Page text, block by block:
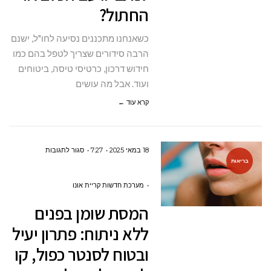
החתול?
החתול?
כשאנחנו מתכננים נסיעה לחו"ל, ישנם
הרבה סידורים שצריך לטפל בהם כמו
חידוש דרכון, כרטיסי טיסה, ביטוחים
ועוד. אבל מה עושים
קרא עוד ←
בריאות
18 במאי 2025 7:27 סגור לתגובותעל
ללא
ניתוח:
פתרון
מערכת חדשות קריית אונו
המסת שומן בפנים
ללא ניתוח: פתרון יעיל
ובטוח לסנטר כפול, קו